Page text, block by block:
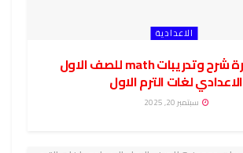
الاعدادية
اهم مذكرة شرح وتدريبات math للصف الاول
الاعدادي لغات الترم الاول
سبتمبر 20, 2025